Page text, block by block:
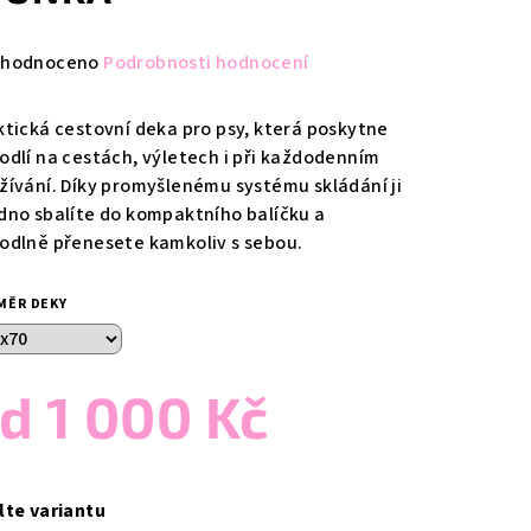
Podrobnosti hodnocení
cestovní deka pro psy, která poskytne
na cestách, výletech i při každodenním
Díky promyšlenému systému skládání ji
sbalíte do kompaktního balíčku a
přenesete kamkoliv s sebou.
DEKY
1 000 Kč
variantu